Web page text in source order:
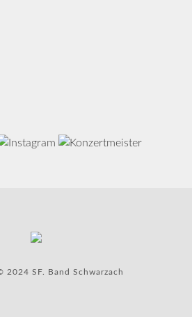
2024 SF. Band Schwarzach